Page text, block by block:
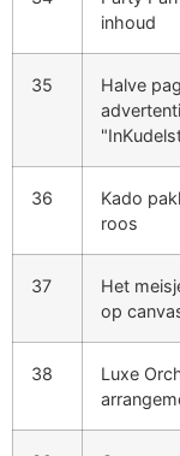
inhoud
35
Halve
36
Kado
roos
37
Het
op
38
Luxe